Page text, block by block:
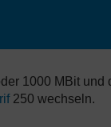
1000 MBit und
250 wechseln.